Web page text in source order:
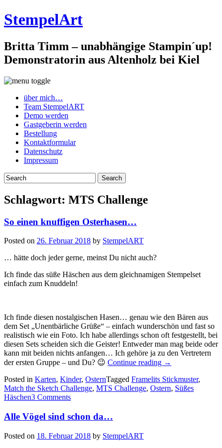
StempelArt
Britta Timm – unabhängige Stampin´up!
Demonstratorin aus Altenholz bei Kiel
über mich…
Team StempelART
Demo werden
Gastgeberin werden
Bestellung
Kontaktformular
Datenschutz
Impressum
Schlagwort: MTS Challenge
So einen knuffigen Osterhasen…
Posted on 26. Februar 2018 by StempelART
… hätte doch jeder gerne, meinst Du nicht auch?
Ich finde das süße Häschen aus dem gleichnamigen Stempelset
einfach zum Knuddeln!
Ich finde diesen nostalgischen Hasen… genau wie den Bären aus
dem Set „Unentbärliche Grüße“ – einfach wunderschön und fast so
realistisch wie ein Foto. Ich habe allerdings schon oft festgestellt, bei
diesen Sets scheiden sich die Geister! Entweder man mag beide oder
kann mit beiden nichts anfangen… Ich gehöre ja zu den Vertretern
der ersten Gruppe – und Du? 😉 Continue reading
„So
knuffigen
Osterhasen…“
→
Posted in Karten, Kinder, OsternTagged Framelits Stickmuster,
Match the Sketch Challenge, MTS Challenge, Ostern, Süßes
Häschen3 Comments
Alle Vögel sind schon da…
Posted on 18. Februar 2018 by StempelART